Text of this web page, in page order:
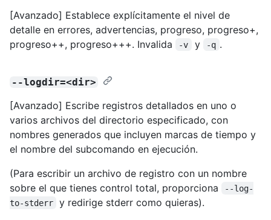
[Avanzado] Establece explícitamente el nivel de
detalle en errores, advertencias, progreso, progreso+,
progreso++, progreso+++. Invalida
-v y -q .
--logdir=<dir>
[Avanzado] Escribe registros detallados en uno o
varios archivos del directorio especificado, con
nombres generados que incluyen marcas de tiempo y
el nombre del subcomando en ejecución.
(Para escribir un archivo de registro con un nombre
sobre el que tienes control total, proporciona
--log-
to-stderr
y redirige stderr como quieras).